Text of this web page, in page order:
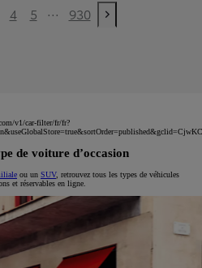
4 5 ... 930
Next page
v1/car-filter/fr/fr?
de voiture d’occasion
ou un SUV, retrouvez tous les types de véhicules
et réservables en ligne.